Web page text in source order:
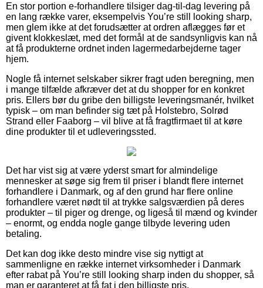
En stor portion e-forhandlere tilsiger dag-til-dag levering på
en lang række varer, eksempelvis You’re still looking sharp,
men glem ikke at det forudsætter at ordren aflægges før et
givent klokkeslæt, med det formål at de sandsynligvis kan nå
at få produkterne ordnet inden lagermedarbejderne tager
hjem.
Nogle få internet selskaber sikrer fragt uden beregning, men
i mange tilfælde afkræver det at du shopper for en konkret
pris. Ellers bør du gribe den billigste leveringsmanér, hvilket
typisk – om man befinder sig tæt på Holstebro, Solrød
Strand eller Faaborg – vil blive at få fragtfirmaet til at køre
dine produkter til et udleveringssted.
Det har vist sig at være yderst smart for almindelige
mennesker at søge sig frem til priser i blandt flere internet
forhandlere i Danmark, og af den grund har flere online
forhandlere været nødt til at trykke salgsværdien på deres
produkter – til piger og drenge, og ligeså til mænd og kvinder
– enormt, og endda nogle gange tilbyde levering uden
betaling.
Det kan dog ikke desto mindre vise sig nyttigt at
sammenligne en række internet virksomheder i Danmark
efter rabat på You’re still looking sharp inden du shopper, så
man er garanteret at få fat i den billigste pris.